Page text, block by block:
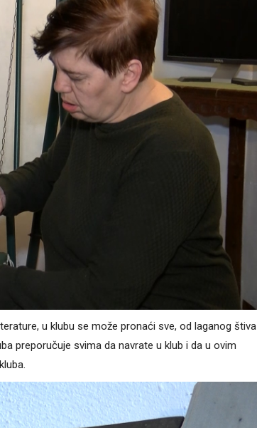
u klubu se može pronaći sve, od laganog štiva
preporučuje svima da navrate u klub i da u ovim